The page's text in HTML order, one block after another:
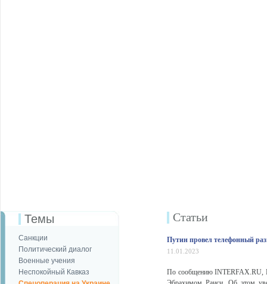
Темы
Санкции
Политический диалог
Военные учения
Неспокойный Кавказ
Статьи
Путин провел телефонный
11.01.2023
По сообщению INTERFAX.RU,